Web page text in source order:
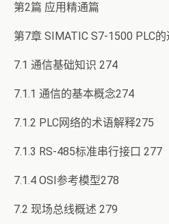
第2篇 应用精通篇
第7章 SIMATIC S7-1500 PLC
7.1 通信基础知识 274
7.1.1 通信的基本概念274
7.1.2 PLC网络的术语解释275
7.1.3 RS-485标准串行接口 277
7.1.4 OSI参考模型278
7.2 现场总线概述 279